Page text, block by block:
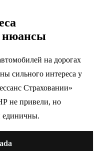
нюансы
на дорогах
сильного интереса у
Страховании»
не привели, но
единичны.